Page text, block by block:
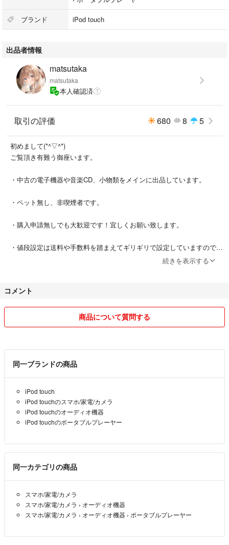
・生産終了した希少なモデルです。実用はもちろん、コレクションとして
もおすすめです。
・発送は2-3日を目安に対応しています。
ください。
と幸いです。
★★★★★★★★★★★★★
ここまで見て頂いた方限定
フォロー＆即決で100円引き
■管理コード150072:05:123-1603
■管理者用検索ワード
#iPodtouch
#アイポッドタッチ
#アイポッド
#iPodnano
#アイポッドナノ
↓↓↓↓↓↓↓↓↓↓↓↓↓↓
↑↑↑↑↑↑↑↑↑↑↑↑↑↑
ブランド iPod touch
出品者情報
matsutaka
matsutaka
本人確認済
取引の評価 680 8 5
初めまして(*^▽^*)
ご覧頂き有難う御座います。
・中古の電子機器や音楽CD、小物類をメインに出品しています。
・ペット無し、非喫煙者です。
・購入申請無しでも大歓迎です！宜しくお願い致します。
・値段設定は送料や手数料を踏まえてギリギリで設定していますので、
大幅なお値引き交渉はご遠慮頂きますよう宜しくお願い致します。
品は無しで基本的にはお願い致します。
・領収書は発行不可、サイズは測りが無いのでお伝え出来ません。電子
機器類の細かいバッテリー持ちは記載以上のご質問はご遠慮頂ければ幸
・発送は全て税込、送料込み、追跡ありの基本的には郵便局経由の匿名
配送になりますのでご安心下さい。
【発送及び受取等の対応不可スケジュール】
2026年2月2日〜2月10日
続きを表示する
コメント
商品について質問する
同一ブランドの商品
iPod touch
iPod touchのスマホ/家電/カメラ
iPod touchのオーディオ機器
iPod touchのポータブルプレーヤー
同一カテゴリの商品
スマホ/家電/カメラ
スマホ/家電/カメラ › オーディオ機器
スマホ/家電/カメラ › オーディオ機器 › ポータブルプレーヤー